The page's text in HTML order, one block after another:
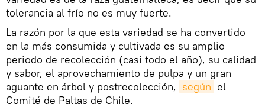
tolerancia al frío no es muy fuerte.
La razón por la que esta variedad se ha convertido
en la más consumida y cultivada es su amplio
periodo de recolección (casi todo el año), su calidad
y sabor, el aprovechamiento de pulpa y un gran
aguante en árbol y postrecolección, según el
Comité de Paltas de Chile.